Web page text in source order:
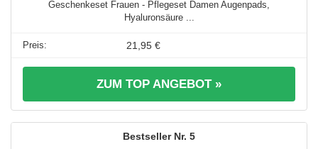
Geschenkeset Frauen - Pflegeset Damen Augenpads,
Hyaluronsäure ...
21,95 €
ZUM TOP ANGEBOT »
5